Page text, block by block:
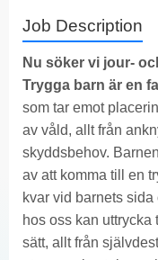
Job Description
Nu söker vi jour-
Trygga barn är en
som tar emot
av våld, allt från
skyddsbehov.
av att komma till en
kvar vid barnets
hos oss kan
sätt, allt från